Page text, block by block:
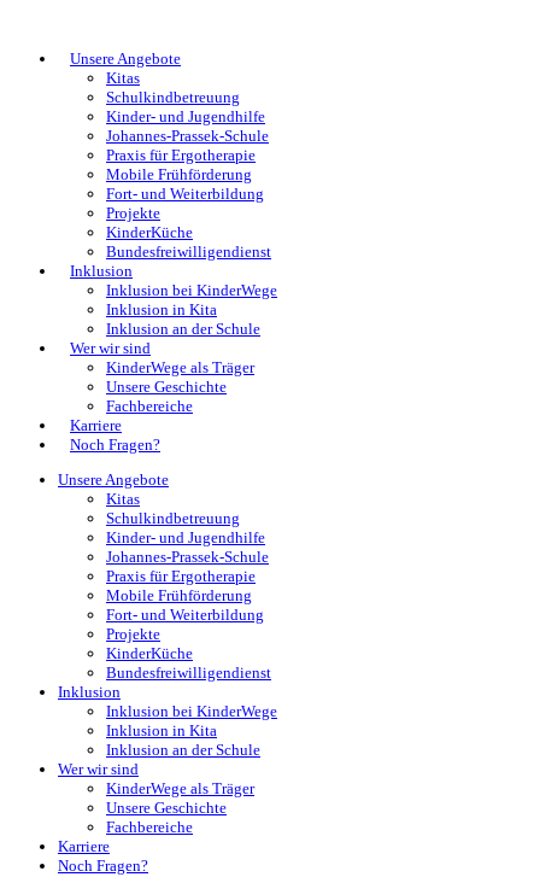
Unsere Angebote
Kitas
Schulkindbetreuung
Kinder- und Jugendhilfe
Johannes-Prassek-Schule
Praxis für Ergotherapie
Mobile Frühförderung
Fort- und Weiterbildung
Projekte
KinderKüche
Bundesfreiwilligendienst
Inklusion
Inklusion bei KinderWege
Inklusion in Kita
Inklusion an der Schule
Wer wir sind
KinderWege als Träger
Unsere Geschichte
Fachbereiche
Karriere
Noch Fragen?
Unsere Angebote
Kitas
Schulkindbetreuung
Kinder- und Jugendhilfe
Johannes-Prassek-Schule
Praxis für Ergotherapie
Mobile Frühförderung
Fort- und Weiterbildung
Projekte
KinderKüche
Bundesfreiwilligendienst
Inklusion
Inklusion bei KinderWege
Inklusion in Kita
Inklusion an der Schule
Wer wir sind
KinderWege als Träger
Unsere Geschichte
Fachbereiche
Karriere
Noch Fragen?